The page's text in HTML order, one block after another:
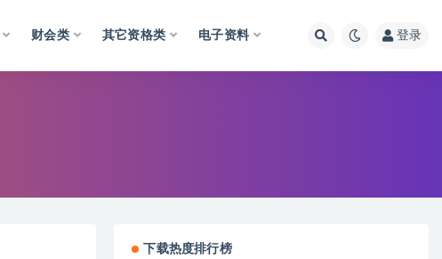
财会类 其它资格类 电子资料 登录
下载热度排行榜